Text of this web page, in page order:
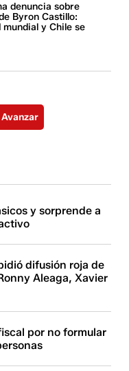
denuncia sobre
Byron Castillo:
mundial y Chile se
Avanzar
y sorprende a
difusión roja de
Aleaga, Xavier
por no formular